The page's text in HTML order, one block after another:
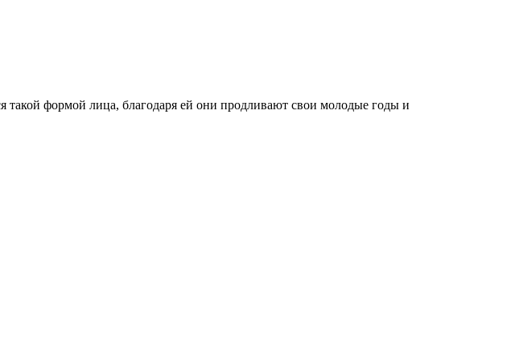
такой формой лица, благодаря ей они продливают свои молодые годы и